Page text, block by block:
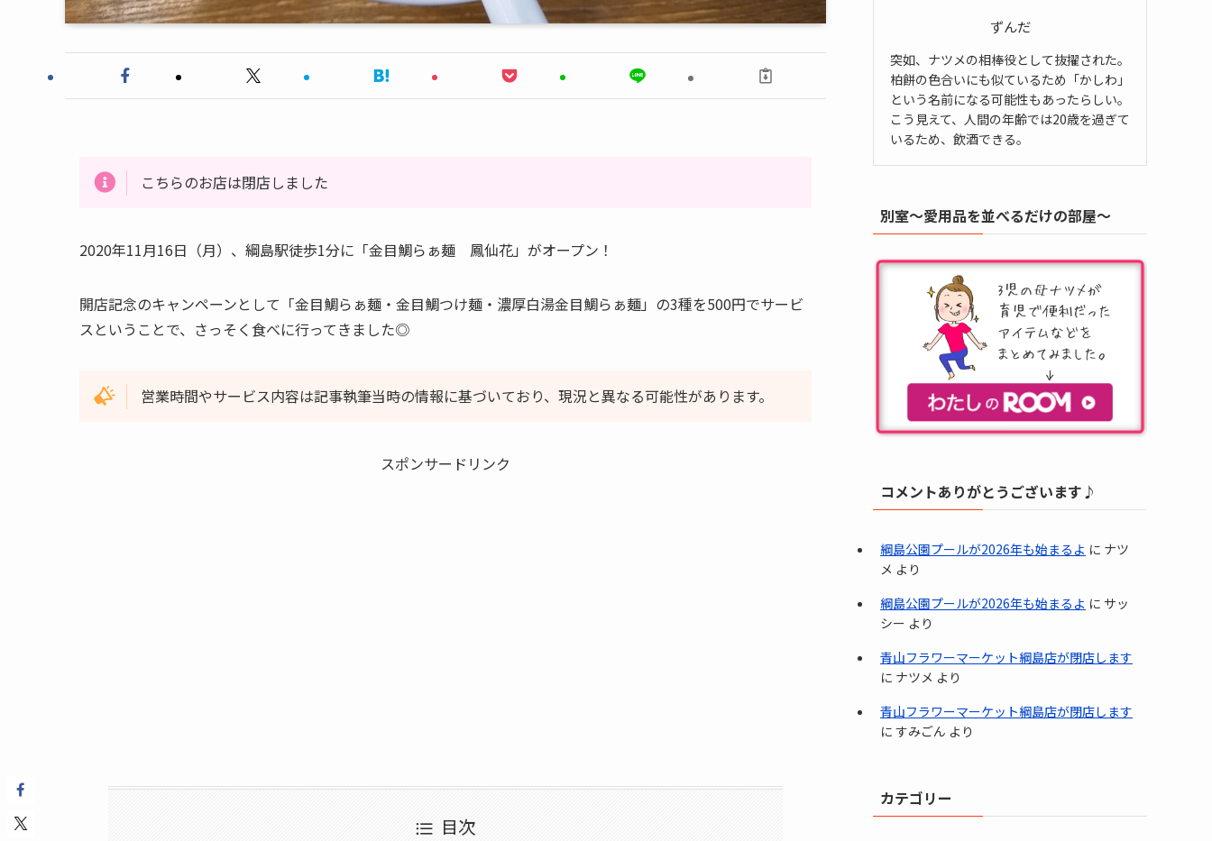
こちらのお店は閉店しました
2020年11月16日（月）、綱島駅徒歩1分に「金目鯛らぁ麺 鳳仙花」がオープン！
開店記念のキャンペーンとして「金目鯛らぁ麺・金目鯛つけ麺・濃厚白湯金目鯛らぁ麺」の3種を500円でサービ
スということで、さっそく食べに行ってきました◎
営業時間やサービス内容は記事執筆当時の情報に基づいており、現況と異なる可能性があります。
スポンサードリンク
目次
ずんだ
突如、ナツメの相棒役として抜擢された。
柏餅の色合いにも似ているため「かしわ」
という名前になる可能性もあったらしい。
こう見えて、人間の年齢では20歳を過ぎて
いるため、飲酒できる。
別室～愛用品を並べるだけの部屋～
コメントありがとうございます♪
綱島公園プールが2026年も始まるよ に ナツ
メ より
綱島公園プールが2026年も始まるよ に サッ
シー より
青山フラワーマーケット綱島店が閉店します
に ナツメ より
青山フラワーマーケット綱島店が閉店します
に すみごん より
カテゴリー